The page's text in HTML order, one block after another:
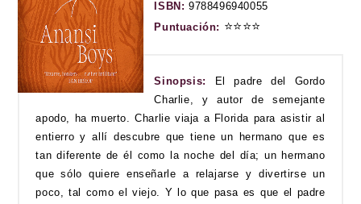
ISBN: 9788496940055
Puntuación: ⭐⭐⭐⭐
Sinopsis:
El padre del Gordo
Charlie, y autor de semejante
apodo, ha muerto. Charlie viaja a Florida para asistir al
entierro y allí descubre que tiene un hermano que es
tan diferente de él como la noche del día; un hermano
que sólo quiere enseñarle a relajarse y divertirse un
poco, tal como el viejo. Y lo que pasa es que el padre